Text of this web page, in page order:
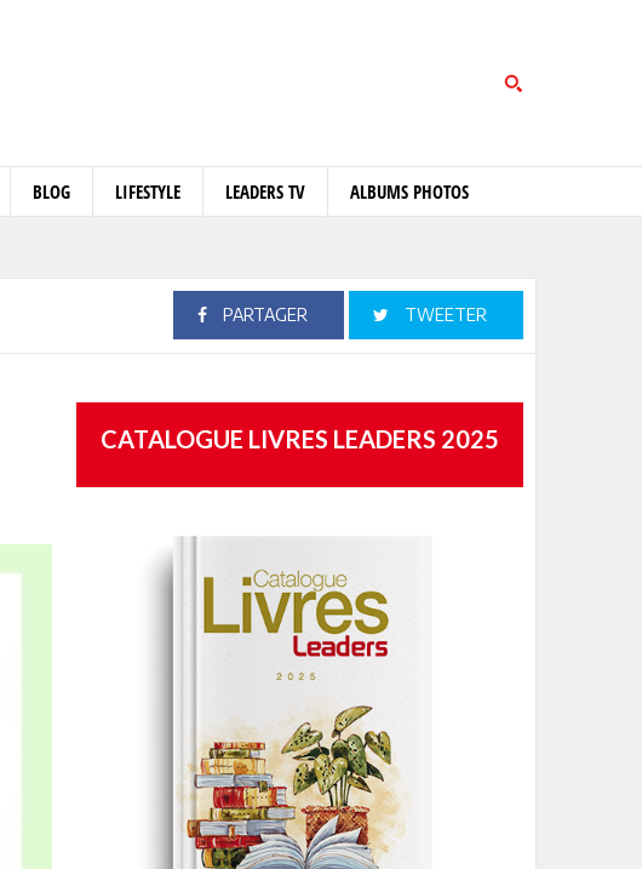
BLOG LIFESTYLE LEADERS TV ALBUMS PHOTOS
PARTAGER TWEETER
CATALOGUE LIVRES LEADERS 2025